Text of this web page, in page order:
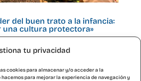
tu privacidad
cookies para almacenar y/o acceder a la
para mejorar la experiencia de navegación y
del buen trato a la infancia:
cultura protectora»
|Oct 22, 2024
participando en la jornada